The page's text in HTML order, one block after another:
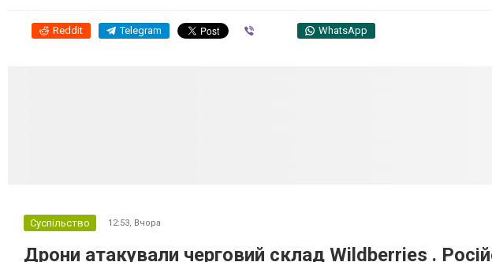
Reddit Telegram WhatsApp
Суспільство 12:53, Вчора
Дрони атакували черговий склад Wildberries .